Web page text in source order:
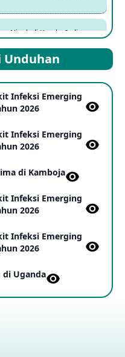
Nipah di Kerala, India
Ebola
May 2026
Ebola di RD Kongo dan
17 May 2026
Kongo
2026
Cina
Unduhan
Infeksi Emerging
2026
Infeksi Emerging
2026
di Kamboja​
Infeksi Emerging
2026
Infeksi Emerging
2026
di Uganda